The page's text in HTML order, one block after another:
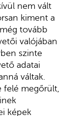
nem vált
kiment a
tovább
valójában
szinte
adatai
váltak.
felé megőrült,
képek